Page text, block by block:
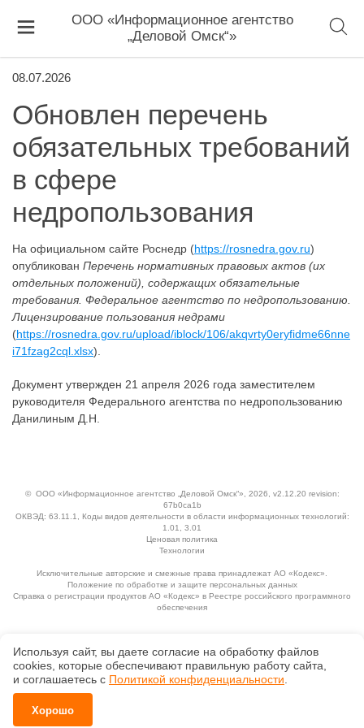
ООО «Информационное агентство
„Деловой Омск“»
08.07.2026
Обновлен перечень
обязательных требований
в сфере
недропользования
На официальном сайте Роснедр (https://rosnedra.gov.ru)
опубликован Перечень нормативных правовых актов (их
отдельных положений), содержащих обязательные
требования. Федеральное агентство по недропользованию.
Лицензирование пользования недрами
(https://rosnedra.gov.ru/upload/iblock/106/akqvrty0eryfidme66nne
i71fzag2cql.xlsx).
Документ утвержден 21 апреля 2026 года заместителем
руководителя Федерального агентства по недропользованию
Данилиным Д.Н.
© ООО «Информационное агентство „Деловой Омск“» , 2026, v2.12.20 revision:
67b0ca1b
ОКВЭД: 63.11.1, Коды видов деятельности в области информационных технологий:
1.01, 3.01
Ценовая политика
Технологии
Исключительные авторские и смежные права принадлежат АО «Кодекс».
Положение по обработке и защите персональных данных
Справка о регистрации продуктов АО «Кодекс» в Реестре российского программного
обеспечения
Используя сайт, вы даете согласие на обработку файлов
сооkiеs, которые обеспечивают правильную работу сайта,
и соглашаетесь с Политикой конфиденциальности.
Хорошо